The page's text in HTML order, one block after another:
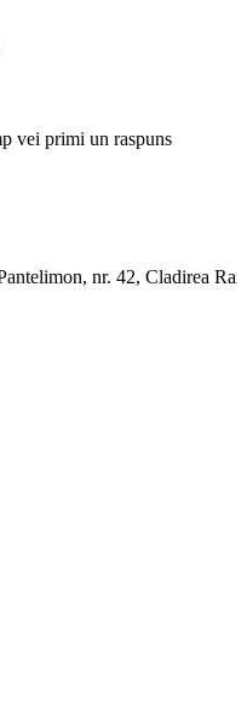
vei primi un raspuns
nr. 42, Cladirea